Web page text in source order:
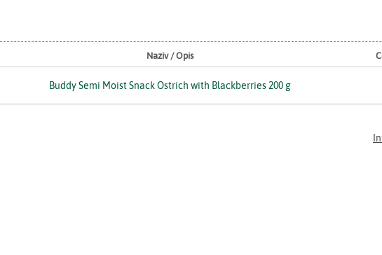
Naziv / Opis
Buddy Semi Moist Snack Ostrich with Blackberries 200 g